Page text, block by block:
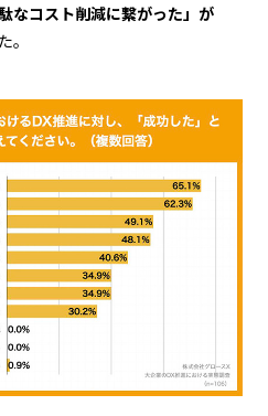
なコスト削減に繋がった」が
。